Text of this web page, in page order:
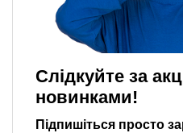
Слідкуйте за
новинками!
Підпишіться просто